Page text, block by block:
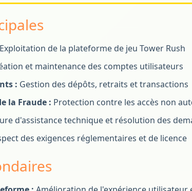
Exploitation de la plateforme de jeu Tower Rush
et maintenance des comptes utilisateurs
: Gestion des dépôts, retraits et transactions
la Fraude : Protection contre les accès non
d'assistance technique et résolution des
des exigences réglementaires et de licence